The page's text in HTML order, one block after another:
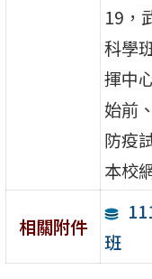
19，
科學
揮中
始前
防疫
本校
相關附件
班